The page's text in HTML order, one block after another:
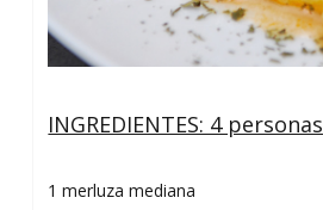
INGREDIENTES: 4 personas
1 merluza mediana